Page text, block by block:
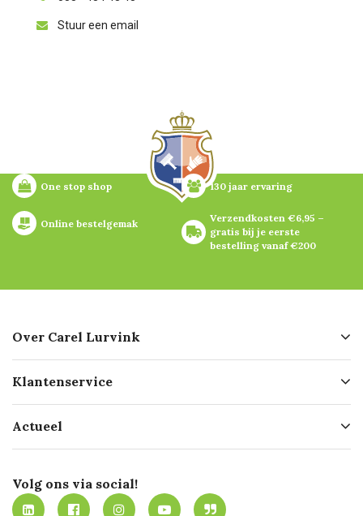
Stuur een email
One stop shop 130 jaar ervaring
Online bestelgemak
Verzendkosten €6,95 –
gratis bij je eerste
bestelling vanaf €200
Over Carel Lurvink
Geschiedenis
Missie
Werken bij Carel Lurvink
MVO
Klantenservice
Bezorgen
Mijn Carel Lurvink
Mijn Carel Lurvink instructievideo's
Actueel
Innovation LAB
Tevreden klanten
Volg ons via social!